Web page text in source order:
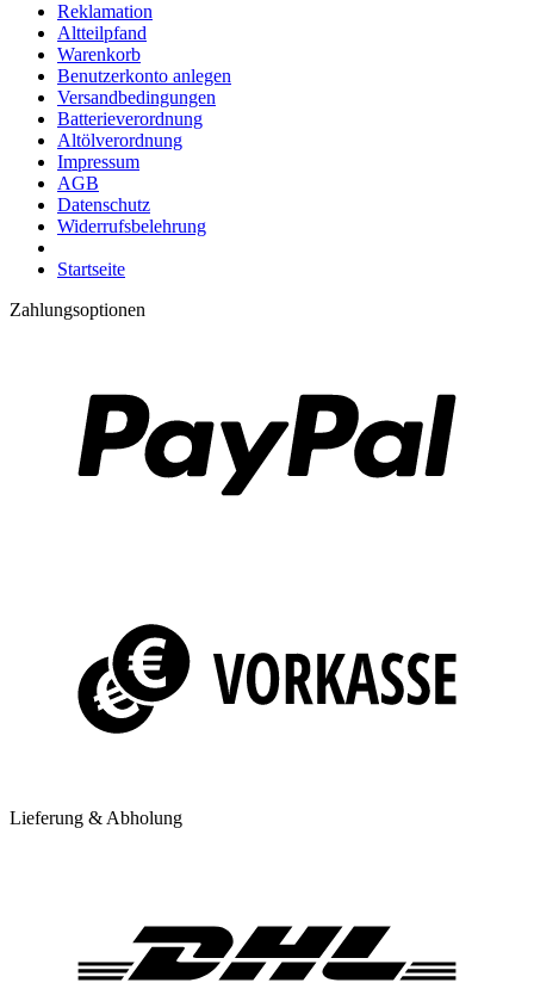
Reklamation
Altteilpfand
Warenkorb
Benutzerkonto anlegen
Versandbedingungen
Batterieverordnung
Altölverordnung
Impressum
AGB
Datenschutz
Widerrufsbelehrung
Startseite
Zahlungsoptionen
Lieferung & Abholung